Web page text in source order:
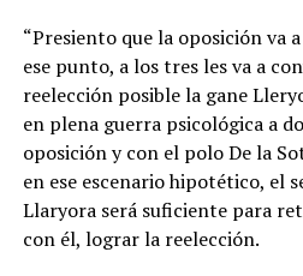
“Presiento que la oposición va
ese punto, a los tres les va a
reelección posible la gane
en plena guerra psicológica a
oposición y con el polo De la
en ese escenario hipotético, el
Llaryora será suficiente para
con él, lograr la reelección.